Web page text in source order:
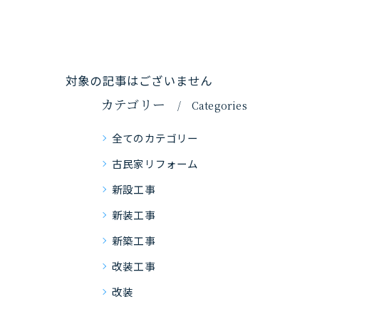
対象の記事はございません
カテゴリー Categories
全てのカテゴリー
古民家リフォーム
新設工事
新装工事
新築工事
改装工事
改装